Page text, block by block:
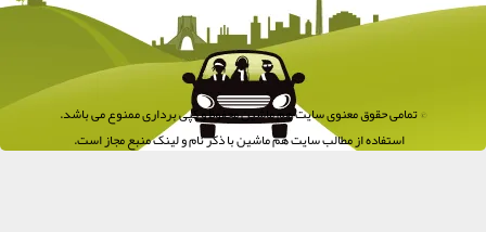
© تمامی حقوق معنوی سایت هم ماشین محفوظ و کپی برداری ممنوع می باشد.
استفاده از مطالب سایت هم ماشین با ذکر نام و لینک منبع مجاز است.